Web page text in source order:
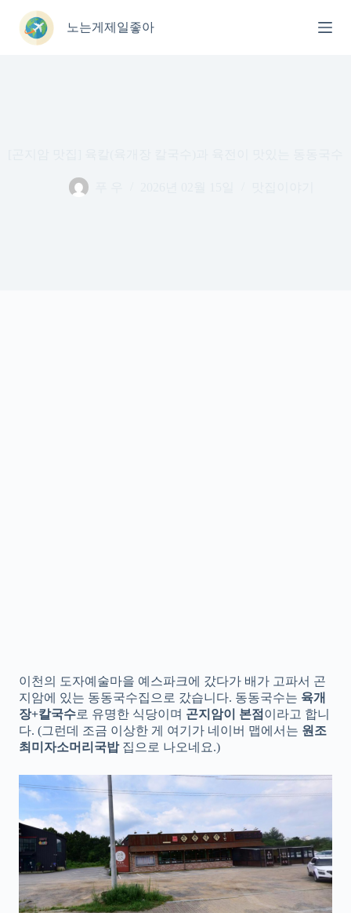
노는게제일좋아
이천의 도자예술마을 예스파크에 갔다가 배가 고파서 곤
지암에 있는 동동국수집으로 갔습니다. 동동국수는 육개
장+칼국수로 유명한 식당이며 곤지암이 본점 이라고 합니
다. (그런데 조금 이상한 게 여기가 네이버 맵에서는 원조
최미자소머리국밥집으로 나오네요.)